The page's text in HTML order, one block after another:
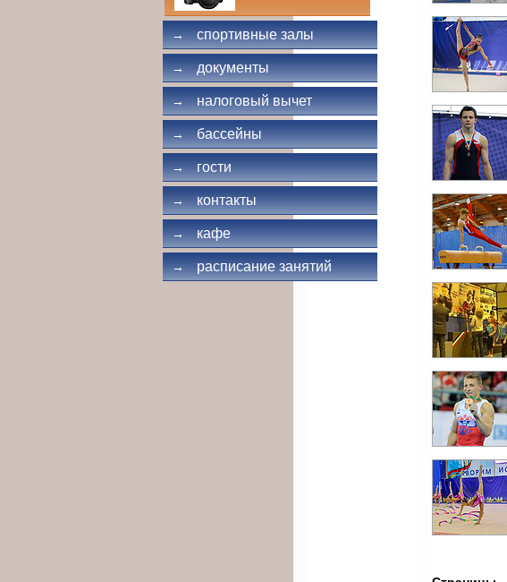
→ спортивные залы
→ документы
→ налоговый вычет
→ бассейны
→ гости
→ контакты
→ кафе
→ расписание занятий